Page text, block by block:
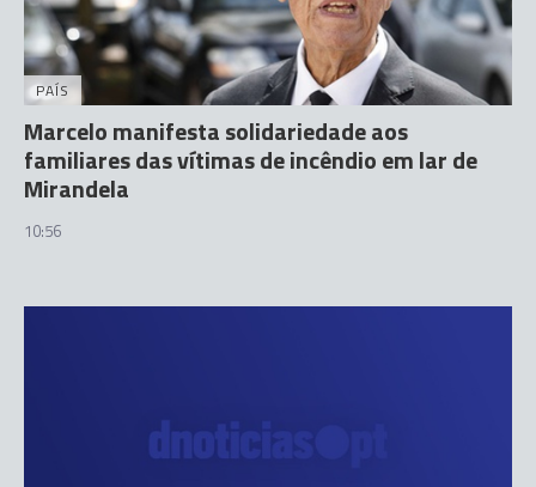
PAÍS
Marcelo manifesta solidariedade aos
familiares das vítimas de incêndio em lar de
Mirandela
10:56